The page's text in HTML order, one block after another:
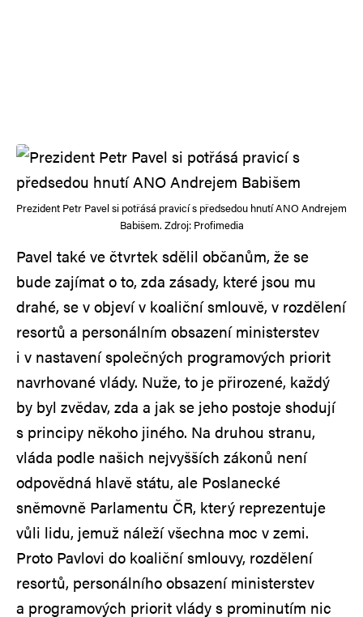
Prezident Petr Pavel si potřásá pravicí s předsedou hnutí ANO Andrejem
Babišem. Zdroj: Profimedia
Pavel také ve čtvrtek sdělil občanům, že se
bude zajímat o to, zda zásady, které jsou mu
drahé, se v objeví v koaliční smlouvě, v rozdělení
resortů a personálním obsazení ministerstev
i v nastavení společných programových priorit
navrhované vlády. Nuže, to je přirozené, každý
by byl zvědav, zda a jak se jeho postoje shodují
s principy někoho jiného. Na druhou stranu,
vláda podle našich nejvyšších zákonů není
odpovědná hlavě státu, ale Poslanecké
sněmovně Parlamentu ČR, který reprezentuje
vůli lidu, jemuž náleží všechna moc v zemi.
Proto Pavlovi do koaliční smlouvy, rozdělení
resortů, personálního obsazení ministerstev
a programových priorit vlády s prominutím nic